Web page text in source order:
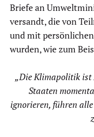
Briefe an
versandt, die von
und mit
wurden, wie zum
„Die Klimapolitik ist
Staaten
ignorieren, führen